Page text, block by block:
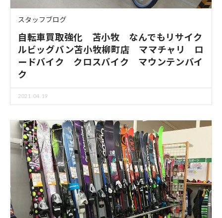
スタッフブログ
自転車買取強化 苫小牧 なんでもリサイク
ルビッグバン苫小牧柳町店 ママチャリ ロ
ードバイク クロスバイク マウンテンバイ
ク
2021.04.19